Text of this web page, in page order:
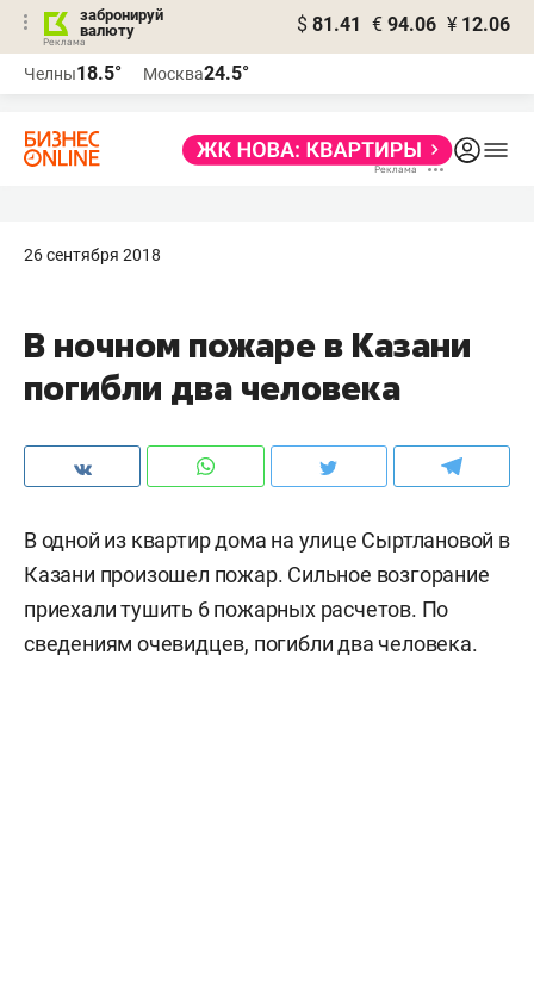
забронируй
валюту
$ 81.41 € 94.06 ¥ 12.06
Челны18.5° Москва24.5°
26 сентября 2018
В ночном пожаре в Казани
погибли два человека
В одной из квартир дома на улице Сыртлановой в
Казани произошел пожар. Сильное возгорание
приехали тушить 6 пожарных расчетов. По
сведениям очевидцев, погибли два человека.